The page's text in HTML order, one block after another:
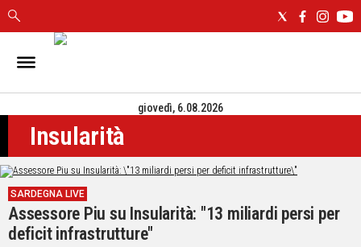
IN
CAGLIARI
SASSARI
NUORO
ORISTANO
SULCIS
GALLURA
OGLIASTRA
giovedì, 6.08.2026
Insularità
SARDEGNA LIVE
Assessore Piu su Insularità: "13 miliardi persi per
deficit infrastrutture"